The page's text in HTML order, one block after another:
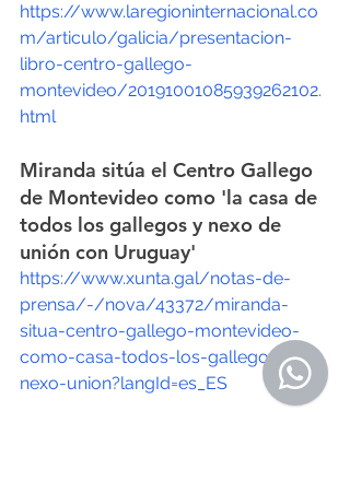
https://www.laregioninternacional.co
m/articulo/galicia/presentacion-
libro-centro-gallego-
montevideo/20191001085939262102.
html
Miranda sitúa el Centro Gallego
de Montevideo como 'la casa de
todos los gallegos y nexo de
unión con Uruguay'
https://www.xunta.gal/notas-de-
prensa/-/nova/43372/miranda-
situa-centro-gallego-montevideo-
como-casa-todos-los-gallegos-
nexo-union?langId=es_ES